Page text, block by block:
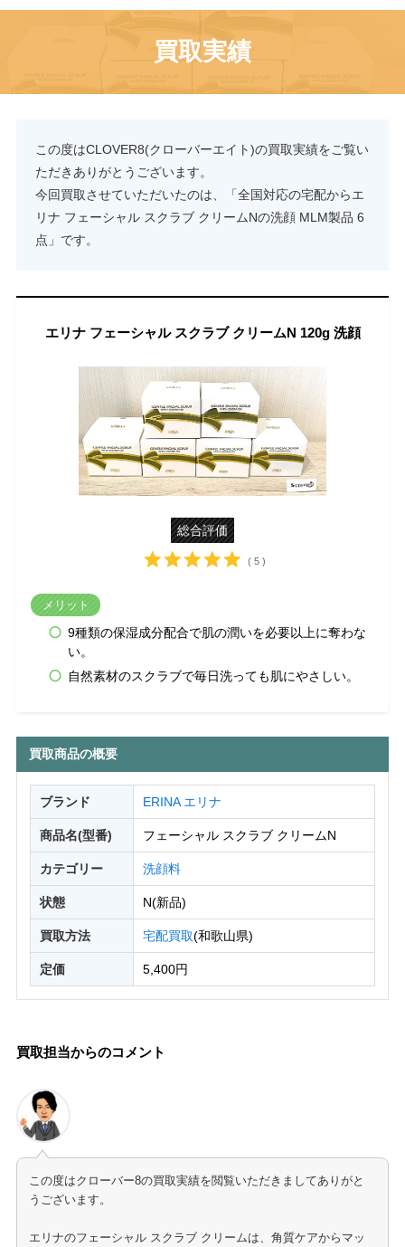
買取実績
この度はCLOVER8(クローバーエイト)の買取実績をご覧い
ただきありがとうございます。
今回買取させていただいたのは、「全国対応の宅配からエ
リナ フェーシャル スクラブ クリームNの洗顔 MLM製品 6
点」です。
エリナ フェーシャル スクラブ クリームN 120g 洗顔
総合評価
( 5 )
メリット
9種類の保湿成分配合で肌の潤いを必要以上に奪わな
い。
自然素材のスクラブで毎日洗っても肌にやさしい。
買取商品の概要
ブランド ERINA エリナ
商品名(型番) フェーシャル スクラブ クリームN
カテゴリー 洗顔料
状態 N(新品)
買取方法 宅配買取(和歌山県)
定価 5,400円
買取担当からのコメント
この度はクローバー8の買取実績を閲覧いただきましてありがと
うございます。
エリナのフェーシャル スクラブ クリームは、角質ケアからマッ